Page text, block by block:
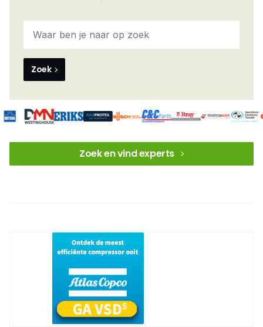
Zoek
Zoek en vind experts